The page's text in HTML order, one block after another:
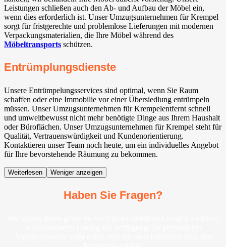
Leistungen schließen auch den Ab- und Aufbau der Möbel ein,
wenn dies erforderlich ist. Unser Umzugsunternehmen für Krempel
sorgt für fristgerechte und problemlose Lieferungen mit modernen
Verpackungsmaterialien, die Ihre Möbel während des
Möbeltransports schützen.
Entrümplungsdienste
Unsere Entrümpelungsservices sind optimal, wenn Sie Raum
schaffen oder eine Immobilie vor einer Übersiedlung entrümpeln
müssen. Unser Umzugsunternehmen für Krempelentfernt schnell
und umweltbewusst nicht mehr benötigte Dinge aus Ihrem Haushalt
oder Büroflächen. Unser Umzugsunternehmen für Krempel steht für
Qualität, Vertrauenswürdigkeit und Kundenorientierung.
Kontaktieren unser Team noch heute, um ein individuelles Angebot
für Ihre bevorstehende Räumung zu bekommen.
Weiterlesen Weniger anzeigen
Haben Sie Fragen?